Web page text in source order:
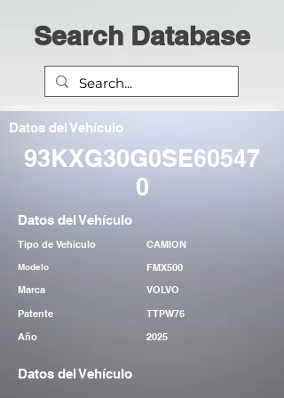
Search Database
Datos del Vehículo
93KXG30G0SE60547
0
Datos del Vehículo
Tipo de Vehiculo CAMION
Modelo
FMX500
Marca
VOLVO
Patente
TTPW76
Año
2025
Datos del Vehículo